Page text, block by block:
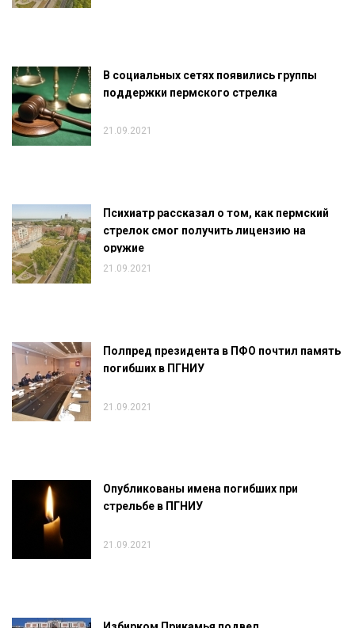
В социальных сетях появились группы
поддержки пермского стрелка
21.09.2021
Психиатр рассказал о том, как пермский
стрелок смог получить лицензию на
оружие
21.09.2021
Полпред президента в ПФО почтил память
погибших в ПГНИУ
21.09.2021
Опубликованы имена погибших при
стрельбе в ПГНИУ
21.09.2021